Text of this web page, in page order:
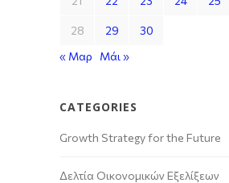
28 29
30
« Μαρ
Μάι »
CATEGORIES
Growth Strategy for the Future
Δελτία Οικονομικών Εξελίξεων